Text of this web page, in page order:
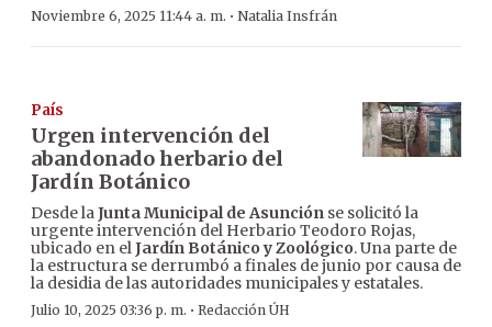
Noviembre 6, 2025 11:44 a. m. · Natalia Insfrán
País
Urgen intervención del
abandonado herbario del
Jardín Botánico
Desde laJunta Municipal de Asunción se solicitó la
urgente intervención del Herbario Teodoro Rojas,
ubicado en elJardín Botánico y Zoológico. Una parte de
la estructura se derrumbó a finales de junio por causa de
la desidia de las autoridades municipales y estatales.
Julio 10, 2025 03:36 p. m. · Redacción ÚH